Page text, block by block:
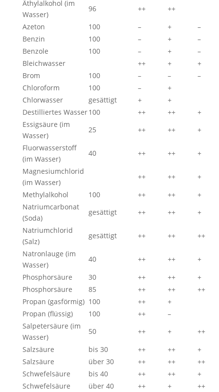
Äthylalkohol (im
Wasser)
96 ++
++
Azeton
100 – +
–
Benzin
100 – +
–
Benzole
100 – +
–
Bleichwasser
++ +
+
Brom
100 – –
–
Chloroform
100 –
+
Chlorwasser
gesättigt +
+
Destilliertes Wasser100 ++ ++
+
Essigsäure (im
Wasser)
25 ++ ++
+
Fluorwasserstoff
(im Wasser)
40 ++ ++
+
Magnesiumchlorid
(im Wasser)
++ ++
+
Methylalkohol
100 ++ ++
+
Natriumcarbonat
(Soda)
gesättigt ++ ++
+
Natriumchlorid
(Salz)
gesättigt ++ ++
++
Natronlauge (im
Wasser)
40 ++ ++
+
Phosphorsäure
30 ++ ++
+
Phosphorsäure
85 ++ ++
++
Propan (gasförmig) 100 ++
+
Propan (flüssig)
100 ++
–
Salpetersäure (im
Wasser)
50 ++ +
++
Salzsäure
bis 30 ++ ++
+
Salzsäure
über 30 ++ ++
++
Schwefelsäure
bis 40 ++ ++
+
Schwefelsäure
über 40 ++ +
++